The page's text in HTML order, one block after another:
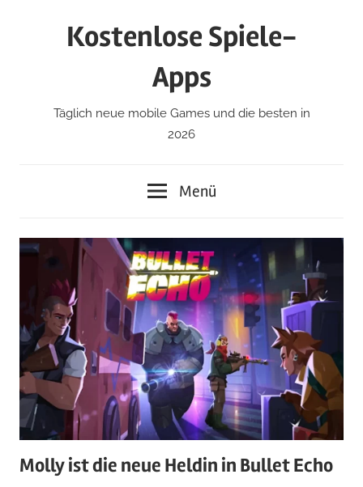
Kostenlose Spiele-
Apps
Täglich neue mobile Games und die besten in
2026
Menü
Molly ist die neue Heldin in Bullet Echo